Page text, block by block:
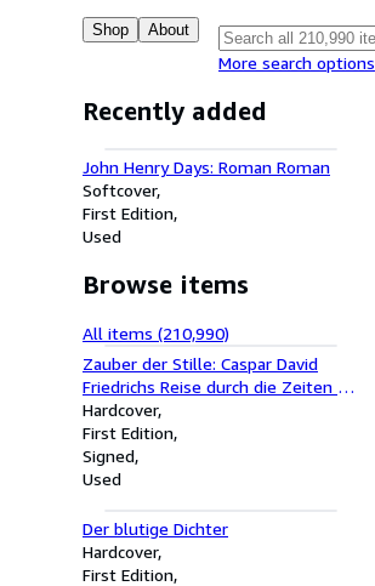
Shop About
More search options
Recently added
John Henry Days: Roman Roman
Softcover
First Edition
Used
Browse items
All items (210,990)
Zauber der Stille: Caspar David
Friedrichs Reise durch die Zeiten |
Der Nummer-1-Erfolg zum
Jubiläumsjahr: 250 Jahre Caspar
David Friedrich Caspar David
Friedrichs Reise durch die Zeiten
Hardcover
First Edition
Signed
Used
Der blutige Dichter
Hardcover
First Edition